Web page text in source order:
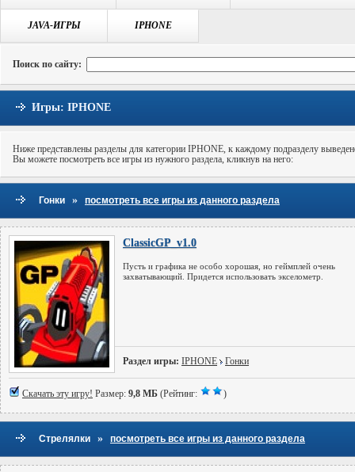
JAVA-ИГРЫ IPHONE
Навигация:БАНК ИГР ИГРЫ IPHONE
Поиск по сайту:
Игры: IPHONE
Ниже представлены разделы для категории IPHONE, к каждому подразделу
Вы можете посмотреть все игры из нужного раздела, кликнув на него:
Гонки » посмотреть все игры из данного раздела
ClassicGP_v1.0
Пусть и графика не особо хорошая, но геймплей очень
захватывающий. Придется использовать экселометр.
Раздел игры: IPHONE Гонки
Скачать эту игру! Размер: 9,8 МБ (Рейтинг: )
Стрелялки » посмотреть все игры из данного раздела